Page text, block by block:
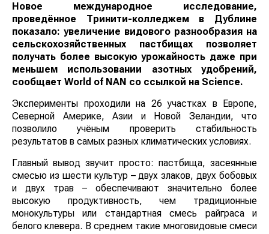
Новое международное исследование,
проведённое Тринити-колледжем в Дублине
показало: увеличение видового разнообразия на
сельскохозяйственных пастбищах позволяет
получать более высокую урожайность даже при
меньшем использовании азотных удобрений,
сообщает World of NAN со ссылкой на Science.
Эксперименты проходили на 26 участках в Европе,
Северной Америке, Азии и Новой Зеландии, что
позволило учёным проверить стабильность
результатов в самых разных климатических условиях.
Главный вывод звучит просто: пастбища, засеянные
смесью из шести культур – двух злаков, двух бобовых
и двух трав – обеспечивают значительно более
высокую продуктивность, чем традиционные
монокультуры или стандартная смесь райграса и
белого клевера. В среднем такие многовидовые смеси